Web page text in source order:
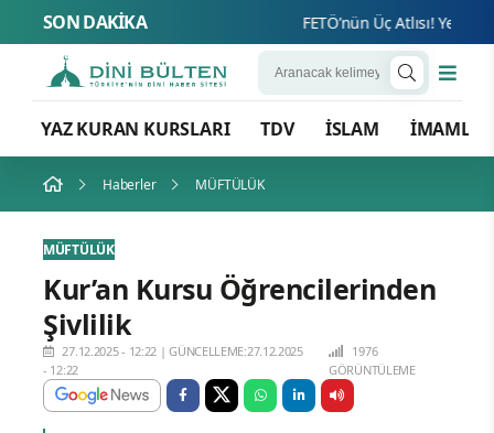
SON DAKİKA FETÖ’nün Üç Atlısı! Yeni
YAZ KURAN KURSLARI TDV İSLAM İMAMLAR
Haberler MÜFTÜLÜK
MÜFTÜLÜK
Kur’an Kursu Öğrencilerinden
Şivlilik
27.12.2025 - 12:22 |GÜNCELLEME:27.12.2025
- 12:22
1976
GÖRÜNTÜLEME